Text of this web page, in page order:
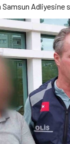
Adliyesine